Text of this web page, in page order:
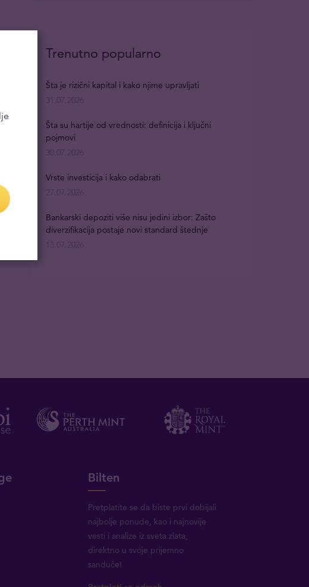
Trenutno popularno
Šta je rizični kapital i kako njime upravljati
31.07.2026
Šta su hartije od vrednosti: definicija i ključni
pojmovi
30.07.2026
Vrste investicija i kako odabrati
27.07.2026
Bankarski depoziti više nisu jedini izbor: Zašto
diverzifikacija postaje novi standard štednje
13.07.2026
Bilten
Pretplatite se da biste prvi dobijali
najbolje ponude, kao i najnovije
vesti i analize iz sveta zlata,
direktno u svoje prijemno
sanduče!